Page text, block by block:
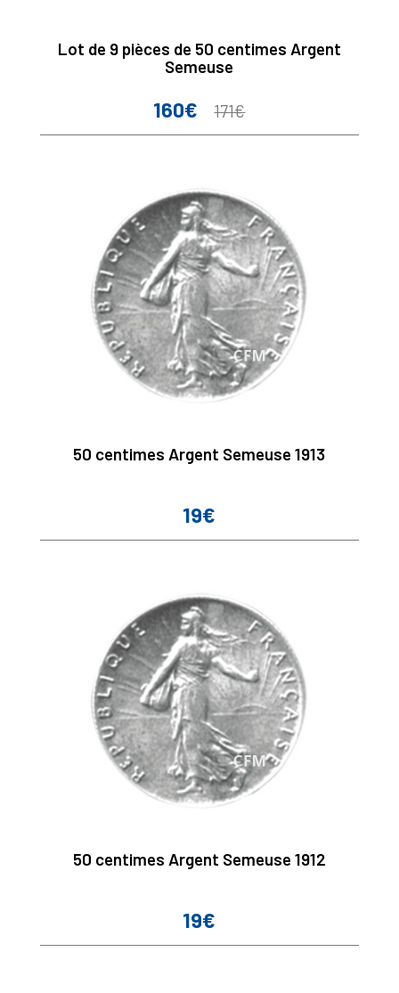
Lot de 9 pièces de 50 centimes Argent
Semeuse
Prix
160€
Prix
171€
50 centimes Argent Semeuse 1913
Prix
19€
50 centimes Argent Semeuse 1912
Prix
19€